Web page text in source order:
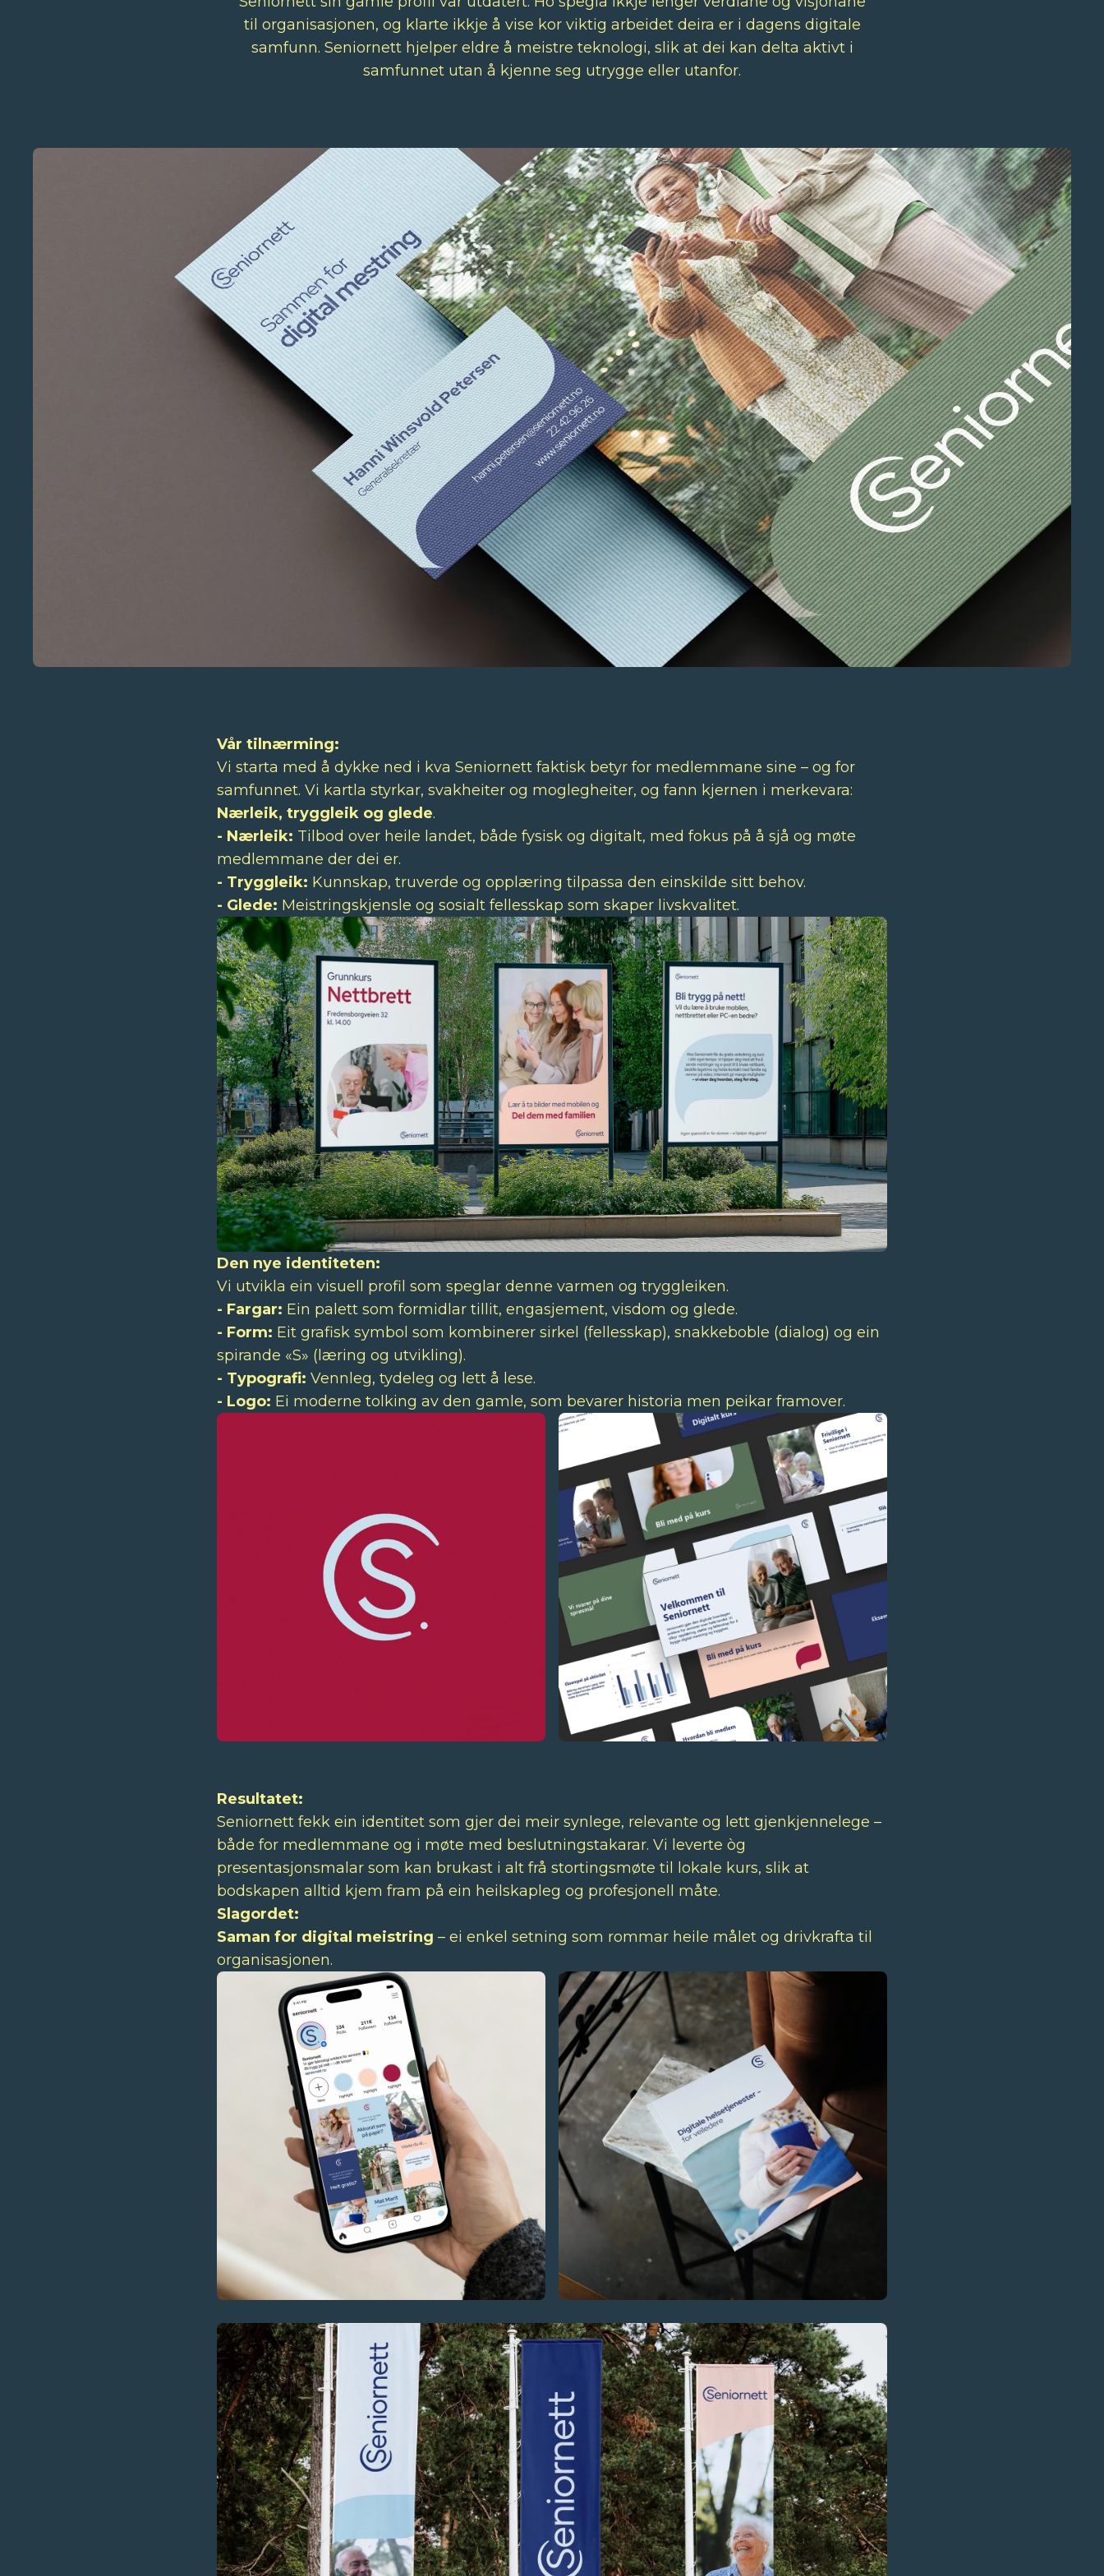
til organisasjonen, og klarte ikkje å vise kor viktig arbeidet deira er i dagens digitale
samfunn. Seniornett hjelper eldre å meistre teknologi, slik at dei kan delta aktivt i
samfunnet utan å kjenne seg utrygge eller utanfor.
Vår tilnærming:
Vi starta med å dykke ned i kva Seniornett faktisk betyr for medlemmane sine – og for
samfunnet. Vi kartla styrkar, svakheiter og moglegheiter, og fann kjernen i merkevara:
Nærleik, tryggleik og glede.
- Nærleik: Tilbod over heile landet, både fysisk og digitalt, med fokus på å sjå og møte
medlemmane der dei er.
- Tryggleik: Kunnskap, truverde og opplæring tilpassa den einskilde sitt behov.
- Glede: Meistringskjensle og sosialt fellesskap som skaper livskvalitet.
Den nye identiteten:
Vi utvikla ein visuell profil som speglar denne varmen og tryggleiken.
- Fargar: Ein palett som formidlar tillit, engasjement, visdom og glede.
- Form: Eit grafisk symbol som kombinerer sirkel (fellesskap), snakkeboble (dialog) og ein
spirande «S» (læring og utvikling).
- Typografi: Vennleg, tydeleg og lett å lese.
- Logo: Ei moderne tolking av den gamle, som bevarer historia men peikar framover.
Resultatet:
Seniornett fekk ein identitet som gjer dei meir synlege, relevante og lett gjenkjennelege –
både for medlemmane og i møte med beslutningstakarar. Vi leverte òg
presentasjonsmalar som kan brukast i alt frå stortingsmøte til lokale kurs, slik at
bodskapen alltid kjem fram på ein heilskapleg og profesjonell måte.
Slagordet:
Saman for digital meistring – ei enkel setning som rommar heile målet og drivkrafta til
organisasjonen.